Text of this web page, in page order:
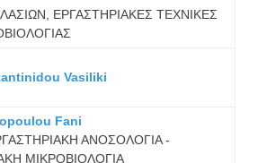
ΕΡΓΑΣΤΗΡΙΑΚΕΣ ΤΕΧΝΙΚΕΣ
Vasiliki
Fani
ΑΝΟΣΟΛΟΓΙΑ -
ΜΙΚΡΟΒΙΟΛΟΓΙΑ